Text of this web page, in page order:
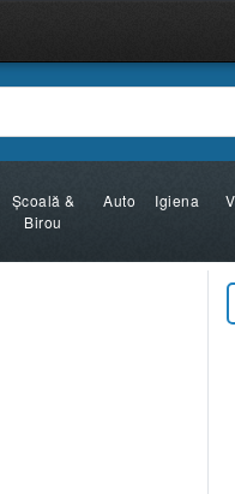
Şcoală &
Birou
Auto Igiena